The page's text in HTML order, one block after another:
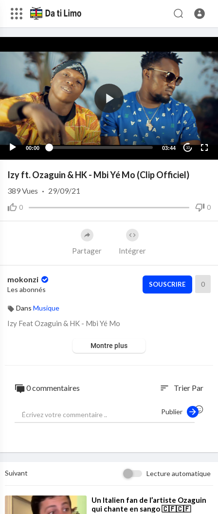
00:00 03:44 10
Izy ft. Ozaguin & HK - Mbi Yé Mo (Clip Officiel)
0 0
389Vues · 29/09/21
Partager Intégrer
mokonzi
Les abonnés
SOUSCRIRE 0
Dans Musique
⁣Izy Feat Ozaguin & HK - Mbi Yé Mo
Montre plus
0 commentaires sort Trier Par
Publier
Suivant Lecture automatique
⁣Un Italien fan de l’artiste Ozaguin
qui chante en sango 🇨🇫🇨🇫